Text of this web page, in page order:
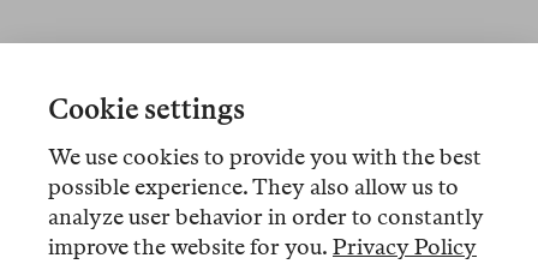
Florian Meinel
Meinungsfreiheit heute oder Vom
Sinn der unklaren Rechtslage
Warum ist es leichter, einen sehnsüchtigen
Cookie settings
We use cookies to provide you with the best
possible experience. They also allow us to
analyze user behavior in order to constantly
improve the website for you. Privacy Policy